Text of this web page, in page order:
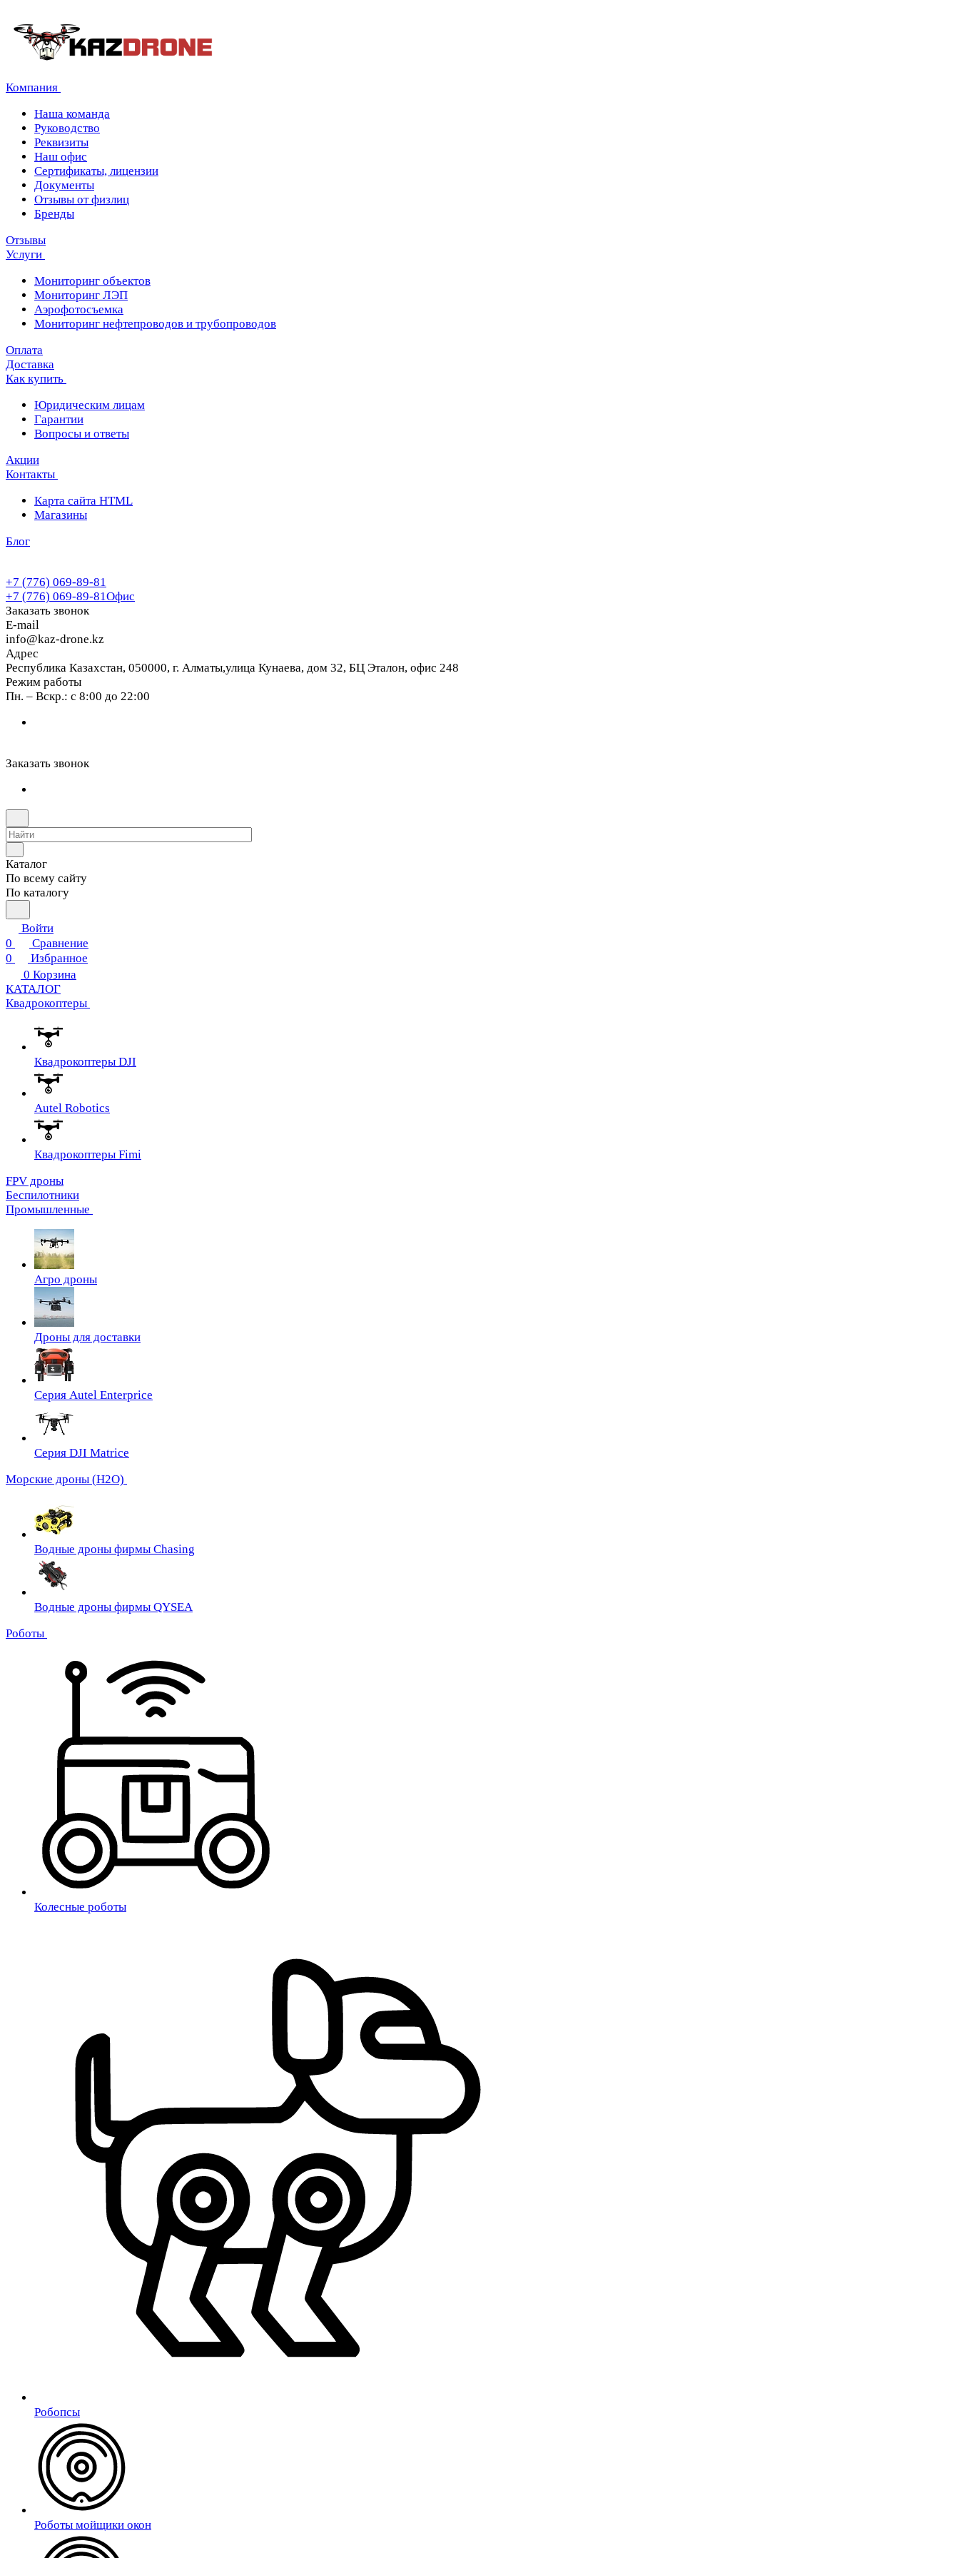
Компания
Наша команда
Руководство
Реквизиты
Наш офис
Сертификаты, лицензии
Документы
Отзывы от физлиц
Бренды
Отзывы
Услуги
Мониторинг объектов
Мониторинг ЛЭП
Аэрофотосъемка
Мониторинг нефтепроводов и трубопроводов
Оплата
Доставка
Как купить
Юридическим лицам
Гарантии
Вопросы и ответы
Акции
Контакты
Карта сайта HTML
Магазины
Блог
+7 (776) 069-89-81
+7 (776) 069-89-81Офис
Заказать звонок
E-mail
info@kaz-drone.kz
Адрес
Республика Казахстан, 050000, г. Алматы,улица Кунаева, дом 32, БЦ Эталон, офис 248
Режим работы
Пн. – Вскр.: с 8:00 до 22:00
Заказать звонок
Каталог
По всему сайту
По каталогу
Войти
0
Сравнение
0
Избранное
0 Корзина
КАТАЛОГ
Квадрокоптеры
Квадрокоптеры DJI
Autel Robotics
Квадрокоптеры Fimi
FPV дроны
Беспилотники
Промышленные
Агро дроны
Дроны для доставки
Серия Autel Enterprice
Серия DJI Matrice
Морские дроны (H2O)
Водные дроны фирмы Chasing
Водные дроны фирмы QYSEA
Роботы
Колесные роботы
Робопсы
Роботы мойщики окон